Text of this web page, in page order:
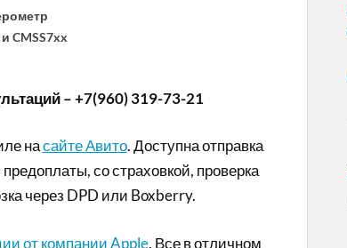
CMSS7xx
– +7(960) 319-73-21
насайте Авито. Доступна отправка
со страховкой, проверка
через DPD или Boxberry.
от компании Apple. Все в отличном